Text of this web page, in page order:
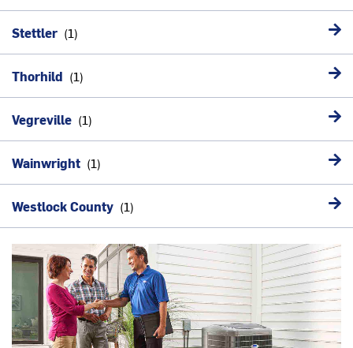
Stettler
Thorhild
Vegreville
Wainwright
Westlock County